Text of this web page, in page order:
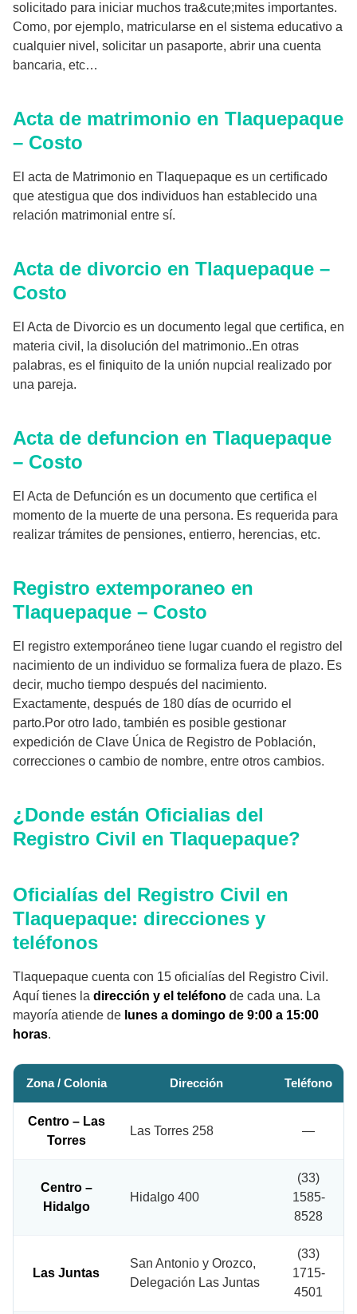
solicitado para iniciar muchos tra&cute;mites importantes.
Como, por ejemplo, matricularse en el sistema educativo a
cualquier nivel, solicitar un pasaporte, abrir una cuenta
bancaria, etc…
Acta de matrimonio en Tlaquepaque
– Costo
El acta de Matrimonio en Tlaquepaque es un certificado
que atestigua que dos individuos han establecido una
relación matrimonial entre sí.
Acta de divorcio en Tlaquepaque –
Costo
El Acta de Divorcio es un documento legal que certifica, en
materia civil, la disolución del matrimonio..En otras
palabras, es el finiquito de la unión nupcial realizado por
una pareja.
Acta de defuncion en Tlaquepaque
– Costo
El Acta de Defunción es un documento que certifica el
momento de la muerte de una persona. Es requerida para
realizar trámites de pensiones, entierro, herencias, etc.
Registro extemporaneo en
Tlaquepaque – Costo
El registro extemporáneo tiene lugar cuando el registro del
nacimiento de un individuo se formaliza fuera de plazo. Es
decir, mucho tiempo después del nacimiento.
Exactamente, después de 180 días de ocurrido el
parto.Por otro lado, también es posible gestionar
expedición de Clave Única de Registro de Población,
correcciones o cambio de nombre, entre otros cambios.
¿Donde están Oficialias del
Registro Civil en Tlaquepaque?
Oficialías del Registro Civil en
Tlaquepaque: direcciones y
teléfonos
Tlaquepaque cuenta con 15 oficialías del Registro Civil.
Aquí tienes la dirección y el teléfono de cada una. La
mayoría atiende de lunes a domingo de 9:00 a 15:00
horas.
Zona / Colonia Dirección Teléfono
Centro – Las
Torres
Las Torres 258 —
Centro –
Hidalgo
Hidalgo 400
(33)
1585-
8528
Las Juntas
San Antonio y Orozco,
Delegación Las Juntas
(33)
1715-
4501